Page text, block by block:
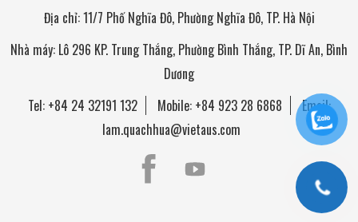
Địa chỉ: 11/7 Phố Nghĩa Đô, Phường Nghĩa Đô, TP. Hà Nội
Nhà máy: Lô 296 KP. Trung Thắng, Phường Bình Thắng, TP. Dĩ An, Bình
Dương
Tel: +84 24 32191 132 Mobile: +84 923 28 6868
Email:
lam.quachhua@vietaus.com